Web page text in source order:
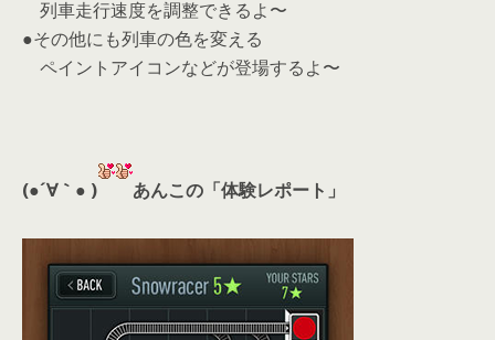
列車走行速度を調整できるよ〜
●その他にも列車の色を変える
ペイントアイコンなどが登場するよ〜
(●´∀｀● ) あんこの「体験レポート」